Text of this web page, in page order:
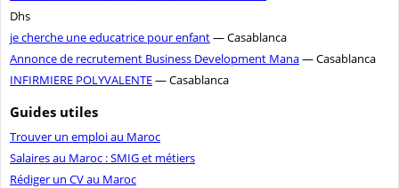
Dhs
je cherche une educatrice pour enfant— Casablanca
Annonce de recrutement Business Development Mana— Casablanca
INFIRMIERE POLYVALENTE— Casablanca
Guides utiles
Trouver un emploi au Maroc
Salaires au Maroc : SMIG et métiers
Rédiger un CV au Maroc